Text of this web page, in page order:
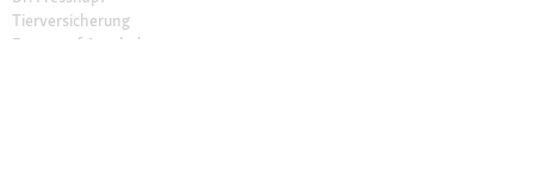
Tierversicherung
Fressnapf Apotheke